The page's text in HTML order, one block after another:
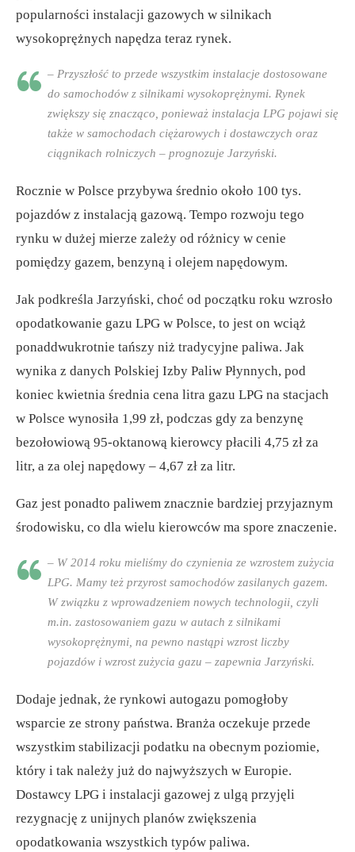
popularności instalacji gazowych w silnikach
wysokoprężnych napędza teraz rynek.
– Przyszłość to przede wszystkim instalacje dostosowane
do samochodów z silnikami wysokoprężnymi. Rynek
zwiększy się znacząco, ponieważ instalacja LPG pojawi się
także w samochodach ciężarowych i dostawczych oraz
ciągnikach rolniczych – prognozuje Jarzyński.
Rocznie w Polsce przybywa średnio około 100 tys.
pojazdów z instalacją gazową. Tempo rozwoju tego
rynku w dużej mierze zależy od różnicy w cenie
pomiędzy gazem, benzyną i olejem napędowym.
Jak podkreśla Jarzyński, choć od początku roku wzrosło
opodatkowanie gazu LPG w Polsce, to jest on wciąż
ponaddwukrotnie tańszy niż tradycyjne paliwa. Jak
wynika z danych Polskiej Izby Paliw Płynnych, pod
koniec kwietnia średnia cena litra gazu LPG na stacjach
w Polsce wynosiła 1,99 zł, podczas gdy za benzynę
bezołowiową 95-oktanową kierowcy płacili 4,75 zł za
litr, a za olej napędowy – 4,67 zł za litr.
Gaz jest ponadto paliwem znacznie bardziej przyjaznym
środowisku, co dla wielu kierowców ma spore znaczenie.
– W 2014 roku mieliśmy do czynienia ze wzrostem zużycia
LPG. Mamy też przyrost samochodów zasilanych gazem.
W związku z wprowadzeniem nowych technologii, czyli
m.in. zastosowaniem gazu w autach z silnikami
wysokoprężnymi, na pewno nastąpi wzrost liczby
pojazdów i wzrost zużycia gazu – zapewnia Jarzyński.
Dodaje jednak, że rynkowi autogazu pomogłoby
wsparcie ze strony państwa. Branża oczekuje przede
wszystkim stabilizacji podatku na obecnym poziomie,
który i tak należy już do najwyższych w Europie.
Dostawcy LPG i instalacji gazowej z ulgą przyjęli
rezygnację z unijnych planów zwiększenia
opodatkowania wszystkich typów paliwa.